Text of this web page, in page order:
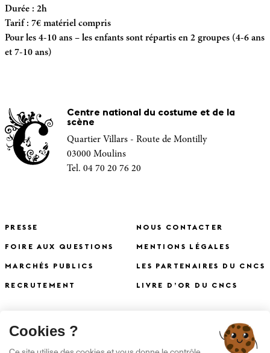
Durée : 2h
Tarif : 7€ matériel compris
Pour les 4-10 ans – les enfants sont répartis en 2 groupes (4-6 ans
et 7-10 ans)
Centre national du costume et de la
scène
Quartier Villars - Route de Montilly
03000 Moulins
Tel. 04 70 20 76 20
PRESSE
FOIRE AUX QUESTIONS
MARCHÉS PUBLICS
RECRUTEMENT
NOUS CONTACTER
MENTIONS LÉGALES
LES PARTENAIRES DU CNCS
LIVRE D’OR DU CNCS
S'INSCRIRE À LA NEWSLETTER X
Cookies ?